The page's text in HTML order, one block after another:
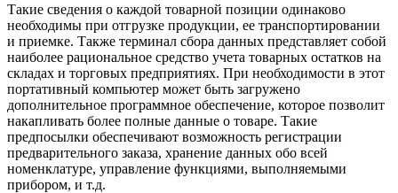
Такие сведения о каждой товарной позиции одинаково
необходимы при отгрузке продукции, ее транспортировании
и приемке. Также терминал сбора данных представляет собой
наиболее рациональное средство учета товарных остатков на
складах и торговых предприятиях. При необходимости в этот
портативный компьютер может быть загружено
дополнительное программное обеспечение, которое позволит
накапливать более полные данные о товаре. Такие
предпосылки обеспечивают возможность регистрации
предварительного заказа, хранение данных обо всей
номенклатуре, управление функциями, выполняемыми
прибором, и т.д.